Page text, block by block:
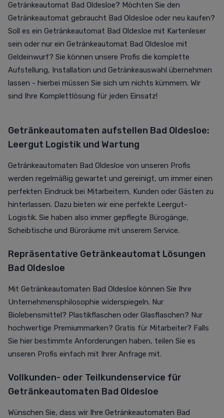
Getränkeautomat Bad Oldesloe? Möchten Sie den
Getränkeautomat gebraucht Bad Oldesloe oder neu kaufen?
Soll es ein Getränkeautomat Bad Oldesloe mit Kartenleser
sein oder nur ein Getränkeautomat Bad Oldesloe mit
Geldeinwurf? Sie können unsere Profis die komplette
Aufstellung, Installation und Getränkeauswahl übernehmen
lassen - hierbei müssen Sie sich um nichts kümmern. Wir
sind Ihre Komplettlösung für jeden Einsatz!
Getränkeautomaten aufstellen Bad Oldesloe:
Leergut Logistik und Wartung
Getränkeautomaten Bad Oldesloe von unseren Profis
werden regelmäßig gewartet und gereinigt, um immer einen
perfekten Eindruck bei Mitarbeitern, Kunden oder Gästen zu
hinterlassen. Dazu bieten wir eine perfekte Leergut-
Logistik. Sie haben also immer gepflegte Bürogänge,
Scheibtische und Büroräume mit unserem Service.
Repräsentative Getränkeautomat Lösungen
Bad Oldesloe
Mit Getränkeautomaten Bad Oldesloe können Sie Ihre
Unternehmensphilosophie widerspiegeln. Nur
Biolebensmittel? Plastikflaschen oder Glasflaschen? Nur
hochwertige Premiummarken? Gratis für Mitarbeiter? Falls
Sie hier bestimmte Anforderungen haben, teilen Sie es
unseren Profis einfach mit Ihrer Anfrage mit.
Vollkunden- oder Teilkundenservice für
Getränkeautomaten Bad Oldesloe
Wünschen Sie, dass wir Ihre Getränkeautomaten Bad